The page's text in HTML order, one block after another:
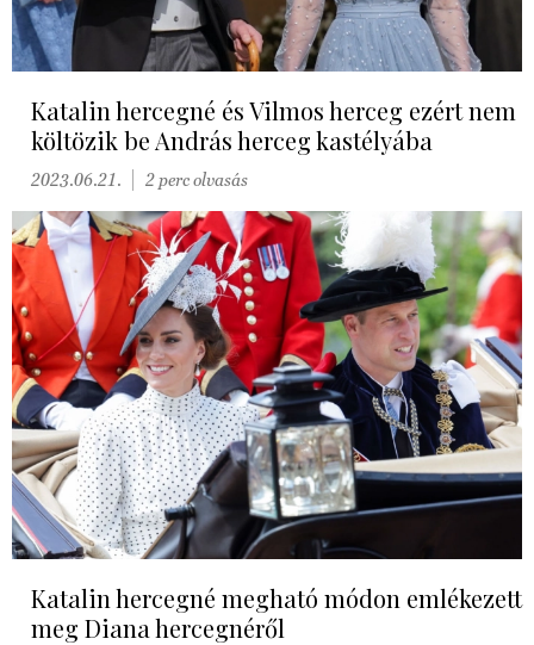
Katalin hercegné és Vilmos herceg ezért nem
költözik be András herceg kastélyába
2023.06.21. 2 perc olvasás
Katalin hercegné megható módon emlékezett
meg Diana hercegnéről